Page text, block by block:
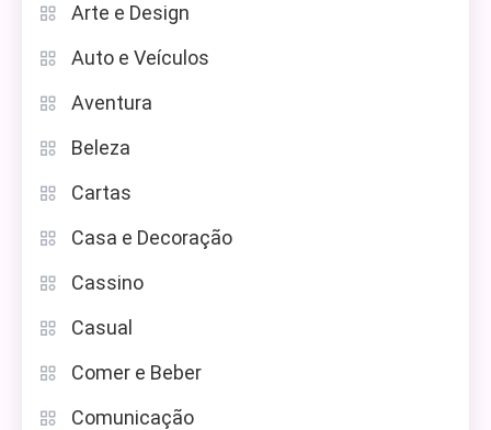
Arte e Design
Auto e Veículos
Aventura
Beleza
Cartas
Casa e Decoração
Cassino
Casual
Comer e Beber
Comunicação